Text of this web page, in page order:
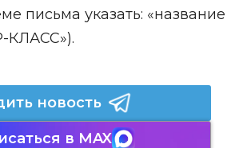
письма указать: «название
КЛАСС»).
новость
в MAX